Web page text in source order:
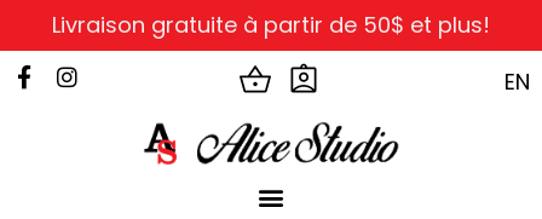
Livraison gratuite à partir de 50$ et plus!
EN